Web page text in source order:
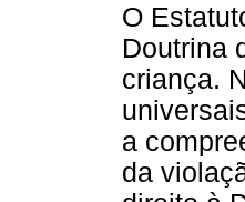
O
Doutrina
criança.
a
da